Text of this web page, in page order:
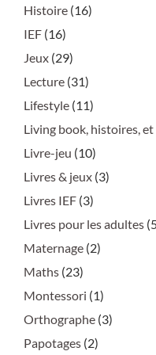
Histoire (16)
IEF (16)
Jeux (29)
Lecture (31)
Lifestyle (11)
Living book, histoires,
Livre-jeu (10)
Livres & jeux (3)
Livres IEF (3)
Livres pour les adultes
Maternage (2)
Maths (23)
Montessori (1)
Orthographe (3)
Papotages (2)